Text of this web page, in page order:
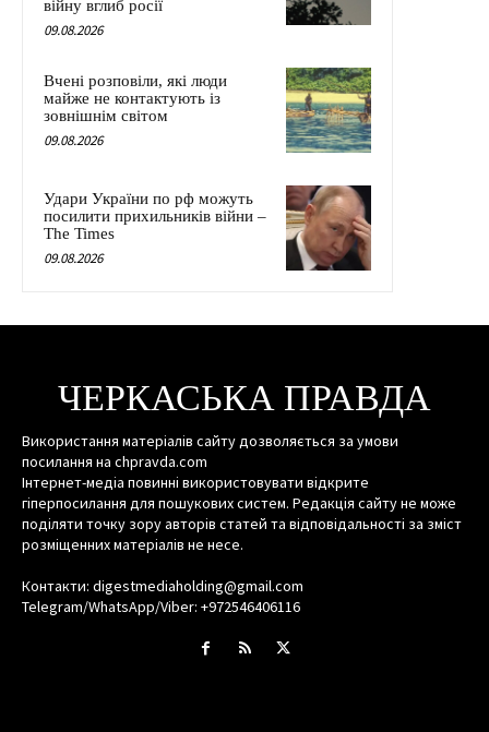
війну вглиб росії
09.08.2026
Вчені розповіли, які люди
майже не контактують із
зовнішнім світом
09.08.2026
Удари України по рф можуть
посилити прихильників війни –
The Times
09.08.2026
ЧЕРКАСЬКА ПРАВДА
Використання матеріалів сайту дозволяється за умови
посилання на chpravda.com
Інтернет-медіа повинні використовувати відкрите
гіперпосилання для пошукових систем. Редакція сайту не може
поділяти точку зору авторів статей та відповідальності за зміст
розміщенних матеріалів не несе.
Контакти: digestmediaholding@gmail.com
Telegram/WhatsApp/Viber: +972546406116